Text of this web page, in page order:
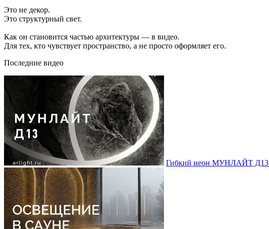
Это не декор.
Это структурный свет.
Как он становится частью архитектуры — в видео.
Для тех, кто чувствует пространство, а не просто оформляет его.
Последние видео
Гибкий неон МУНЛАЙТ Д13